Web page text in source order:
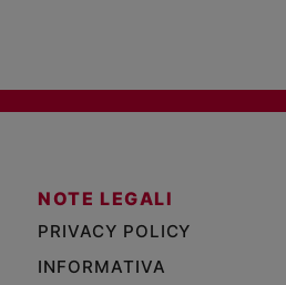
NOTE LEGALI
PRIVACY POLICY
INFORMATIVA